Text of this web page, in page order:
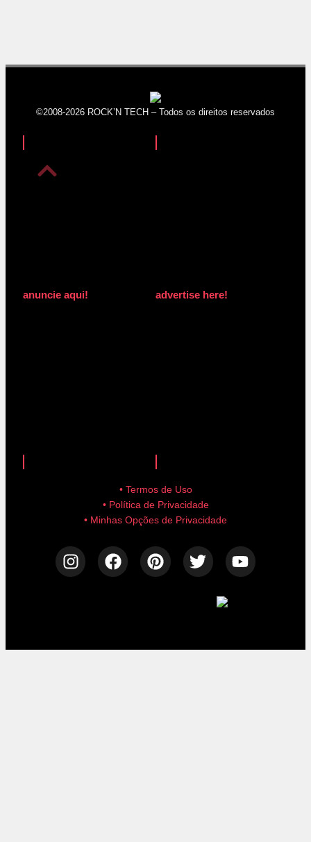
©2008-2026 ROCK’N TECH – Todos os direitos reservados
anuncie aqui! advertise here!
• Termos de Uso
• Política de Privacidade
• Minhas Opções de Privacidade